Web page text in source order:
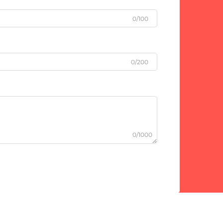
0/100
0/200
0/1000